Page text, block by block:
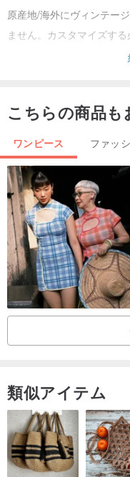
原産地/海外にヴィンテー
ません。カスタマイズす
オールシーズンに適してい
やすいです
こちらの商品も
ワンピース ファッ
類似アイテム